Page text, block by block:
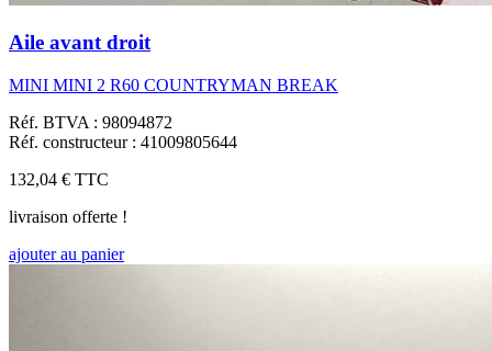
Aile avant droit
MINI MINI 2 R60 COUNTRYMAN BREAK
Réf. BTVA : 98094872
Réf. constructeur : 41009805644
132,04 € TTC
livraison offerte !
ajouter au panier